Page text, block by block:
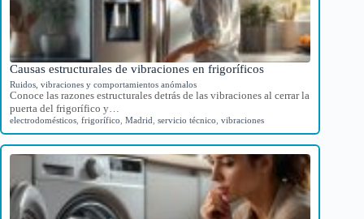
Causas estructurales de vibraciones en frigoríficos
Ruidos, vibraciones y comportamientos anómalos
Conoce las razones estructurales detrás de las vibraciones al cerrar la
puerta del frigorífico y…
electrodomésticos frigorífico Madrid servicio técnico vibraciones